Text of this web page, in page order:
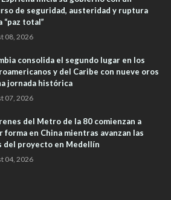
de seguridad, austeridad y ruptura
“paz total”
08, 2026
consolida el segundo lugar en los
y del Caribe con nueve oros
jornada histórica
07, 2026
del Metro de la 80 comienzan a
forma en China mientras avanzan las
del proyecto en Medellín
04, 2026